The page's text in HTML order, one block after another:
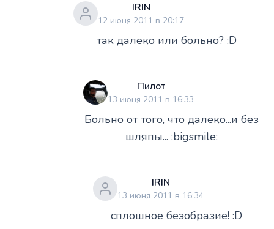
IRIN
12 июня 2011 в 20:17
так далеко или больно? :D
Пилот
13 июня 2011 в 16:33
Больно от того, что далеко...и без
шляпы... :bigsmile:
IRIN
13 июня 2011 в 16:34
сплошное безобразие! :D